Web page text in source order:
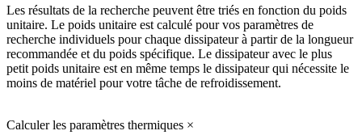
Les résultats de la recherche peuvent être triés en fonction du poids
unitaire. Le poids unitaire est calculé pour vos paramètres de
recherche individuels pour chaque dissipateur à partir de la longueur
recommandée et du poids spécifique. Le dissipateur avec le plus
petit poids unitaire est en même temps le dissipateur qui nécessite le
moins de matériel pour votre tâche de refroidissement.
Calculer les paramètres thermiques ×